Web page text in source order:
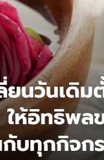
นวันเดิม
ให้อิทธิพ
บทุกกิจก